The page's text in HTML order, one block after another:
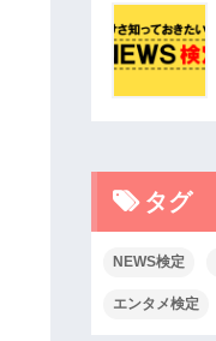
タグ
NEWS検定
エンタメ検定